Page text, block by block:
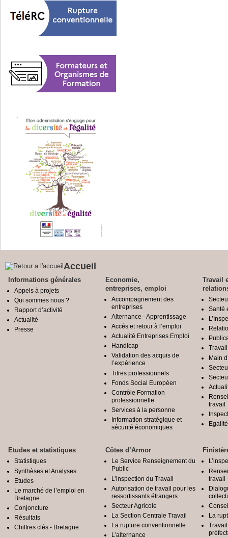
Accueil
Informations générales
Appels à projets
Qui sommes nous ?
Rapport d’activité
Actualité
Presse
Economie,
entreprises, emploi
Accompagnement des
entreprises
Alternance - Apprentissage
Accès et retour à l’emploi
Actualité Entreprises Emploi
Handicap
Validation des acquis de
l’expérience
Titres professionnels
Fonds Social Européen
Contrôle Formation
professionnelle
Services à la personne
Information stratégique et
sécurité économiques
Travail
Santé
Main
travail
Etudes et statistiques
Statistiques
Synthèses et Analyses
Etudes
Le marché de l’emploi en
Bretagne
Conjoncture
Résultats
Chiffres clés - Bretagne
Côtes d’Armor
Le Service Renseignement du
Public
L’inspection du Travail
Autorisation de travail pour les
ressortissants étrangers
Secteur Agricole
La Section Centrale Travail
La rupture conventionnelle
L’alternance
travail
La